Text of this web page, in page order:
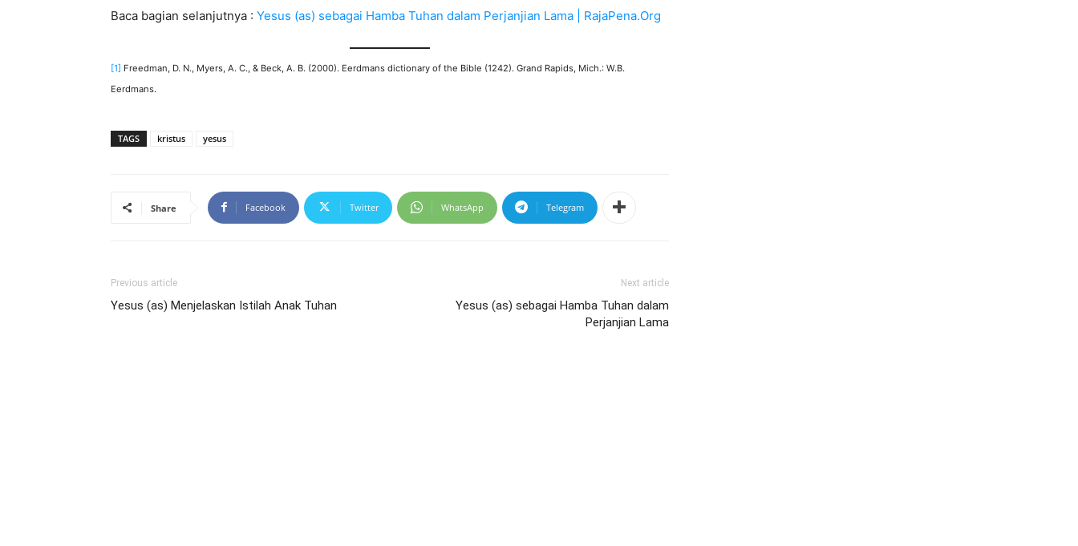
Baca bagian selanjutnya : Yesus (as) sebagai Hamba Tuhan dalam Perjanjian Lama | RajaPena.Org
[1] Freedman, D. N., Myers, A. C., & Beck, A. B. (2000). Eerdmans dictionary of the Bible (1242). Grand Rapids, Mich.: W.B.
Eerdmans.
TAGS kristus yesus
Share Facebook Twitter WhatsApp Telegram
Previous article
Yesus (as) Menjelaskan Istilah Anak Tuhan
Next article
Yesus (as) sebagai Hamba Tuhan dalam
Perjanjian Lama